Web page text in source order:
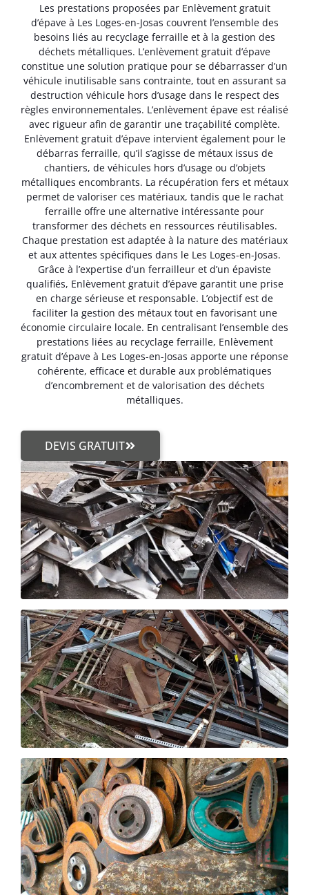
Les prestations proposées par Enlèvement gratuit
d’épave à Les Loges-en-Josas couvrent l’ensemble des
besoins liés au recyclage ferraille et à la gestion des
déchets métalliques. L’enlèvement gratuit d’épave
constitue une solution pratique pour se débarrasser d’un
véhicule inutilisable sans contrainte, tout en assurant sa
destruction véhicule hors d’usage dans le respect des
règles environnementales. L’enlèvement épave est réalisé
avec rigueur afin de garantir une traçabilité complète.
Enlèvement gratuit d’épave intervient également pour le
débarras ferraille, qu’il s’agisse de métaux issus de
chantiers, de véhicules hors d’usage ou d’objets
métalliques encombrants. La récupération fers et métaux
permet de valoriser ces matériaux, tandis que le rachat
ferraille offre une alternative intéressante pour
transformer des déchets en ressources réutilisables.
Chaque prestation est adaptée à la nature des matériaux
et aux attentes spécifiques dans le Les Loges-en-Josas.
Grâce à l’expertise d’un ferrailleur et d’un épaviste
qualifiés, Enlèvement gratuit d’épave garantit une prise
en charge sérieuse et responsable. L’objectif est de
faciliter la gestion des métaux tout en favorisant une
économie circulaire locale. En centralisant l’ensemble des
prestations liées au recyclage ferraille, Enlèvement
gratuit d’épave à Les Loges-en-Josas apporte une réponse
cohérente, efficace et durable aux problématiques
d’encombrement et de valorisation des déchets
métalliques.
DEVIS GRATUIT